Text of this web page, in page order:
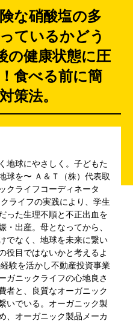
な硝酸塩の多
ているかどう
の健康状態に圧
食べる前に簡
策法。
地球にやさしく。子どもた
球を〜 Ａ＆Ｔ（株）代表取
クライフコーディネータ
ライフの実践により、学生
った生理不順と不正出血を
・出産。母となってから、
でなく、地球を未来に繋い
役目ではないかと考えるよ
験を活かし不動産投資事業
ガニックライフの心地良さ
者と、良質なオーガニック
いでいる。オーガニック製
、オーガニック製品メーカ